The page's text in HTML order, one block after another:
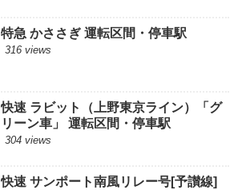
特急 かささぎ 運転区間・停車駅
316 views
快速 ラビット（上野東京ライン）「グ
リーン車」 運転区間・停車駅
304 views
快速 サンポート南風リレー号[予讃線]